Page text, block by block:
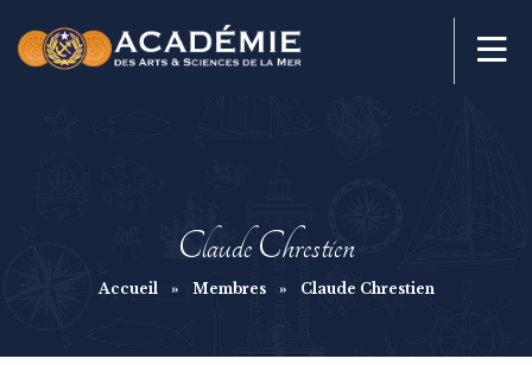
Claude Chrestien
Accueil » Membres » Claude Chrestien